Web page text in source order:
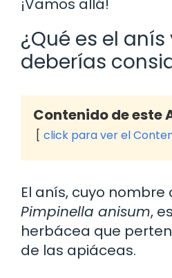
¡Vamos allá!
¿Qué es el
deberías
Contenido de este
click para ver el
El anís, cuyo nombre
Pimpinella anisum,
herbácea que
de las apiáceas.